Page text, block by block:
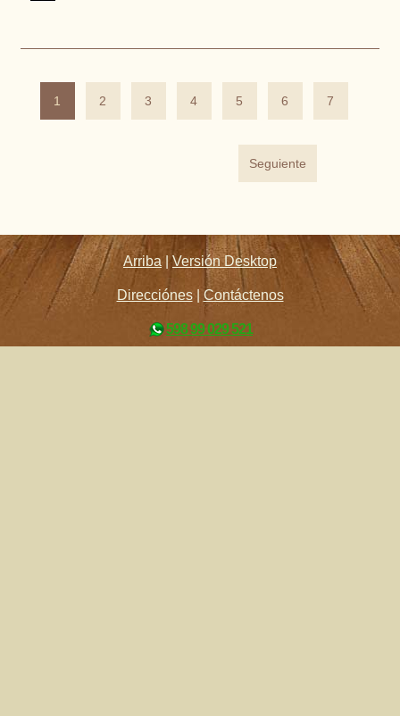
1 2 3 4 5 6 7
Seguiente
Arriba |Versión Desktop
Direcciónes| Contáctenos
598 99 029 521